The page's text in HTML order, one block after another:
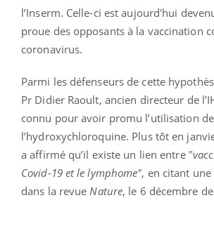
l’Inserm. Celle-ci est aujourd'hui
proue des opposants à la vaccination
coronavirus.
Parmi les défenseurs de cette
Pr Didier Raoult, ancien directeur de
connu pour avoir promu l’utilisation de
l’hydroxychloroquine. Plus tôt en
a affirmé qu’il existe un lien entre "
Covid-19 et le lymphome", en citant
dans la revue Nature, le 6 décembre